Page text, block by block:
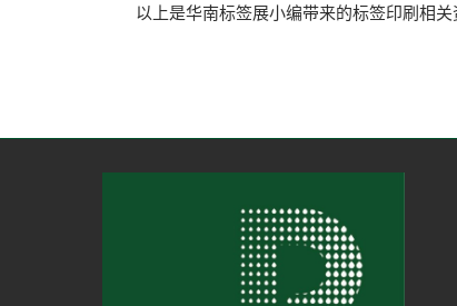
以上是华南标签展小编带来的标签印刷相关